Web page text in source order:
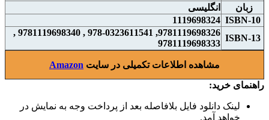
زبان
انگلیسی
ISBN-10
1119698324
ISBN-13
9781119698326, 978-0323611541 , 9781119698340 ,
9781119698333
مشاهده اطلاعات تکمیلی در سایت Amazon
راهنمای خرید:
لینک دانلود فایل بلافاصله بعد از پرداخت وجه به نمایش در
خواهد آمد.